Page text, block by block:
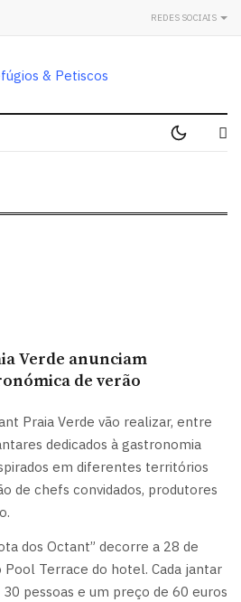
REDES SOCIAIS
Verde anunciam
de verão
Praia Verde vão realizar, entre
dedicados à gastronomia
em diferentes territórios
de chefs convidados, produtores
dos Octant” decorre a 28 de
Terrace do hotel. Cada jantar
pessoas e um preço de 60 euros